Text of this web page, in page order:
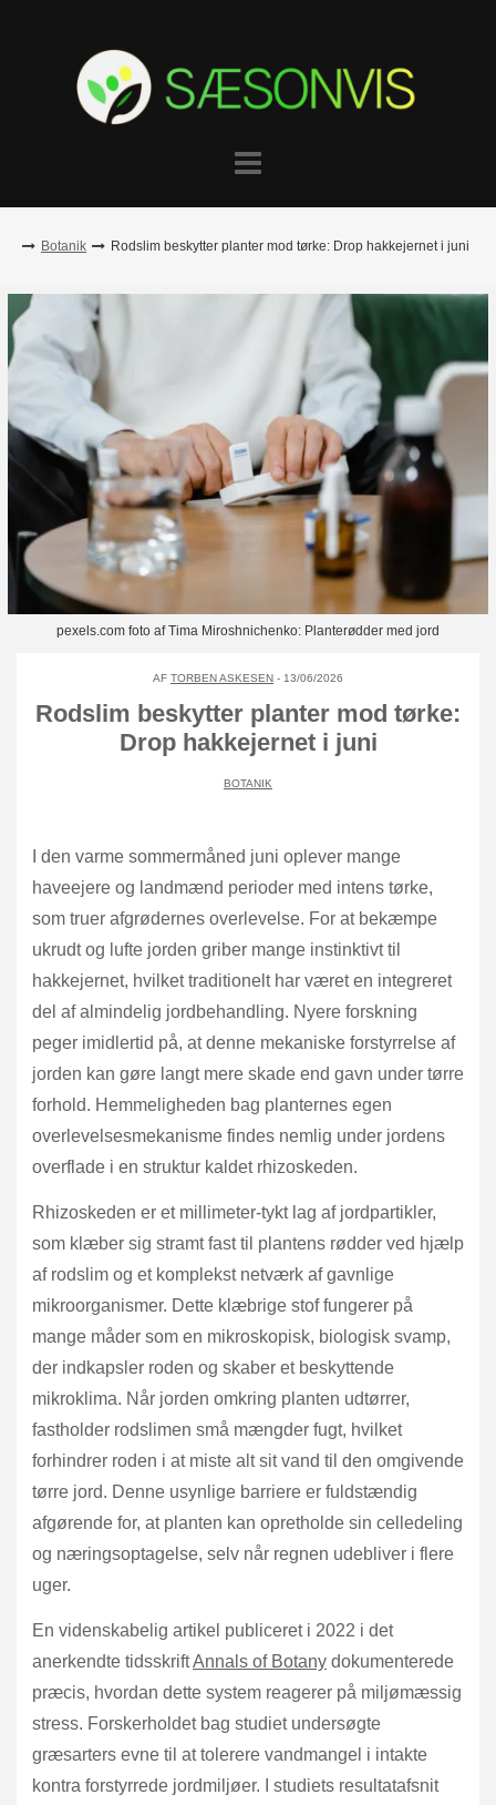
Botanik Rodslim beskytter planter mod tørke: Drop hakkejernet i juni
pexels.com foto af Tima Miroshnichenko: Planterødder med jord
AF TORBEN ASKESEN - 13/06/2026
Rodslim beskytter planter mod tørke:
Drop hakkejernet i juni
BOTANIK
I den varme sommermåned juni oplever mange
haveejere og landmænd perioder med intens tørke,
som truer afgrødernes overlevelse. For at bekæmpe
ukrudt og lufte jorden griber mange instinktivt til
hakkejernet, hvilket traditionelt har været en integreret
del af almindelig jordbehandling. Nyere forskning
peger imidlertid på, at denne mekaniske forstyrrelse af
jorden kan gøre langt mere skade end gavn under tørre
forhold. Hemmeligheden bag planternes egen
overlevelsesmekanisme findes nemlig under jordens
overflade i en struktur kaldet rhizoskeden.
Rhizoskeden er et millimeter-tykt lag af jordpartikler,
som klæber sig stramt fast til plantens rødder ved hjælp
af rodslim og et komplekst netværk af gavnlige
mikroorganismer. Dette klæbrige stof fungerer på
mange måder som en mikroskopisk, biologisk svamp,
der indkapsler roden og skaber et beskyttende
mikroklima. Når jorden omkring planten udtørrer,
fastholder rodslimen små mængder fugt, hvilket
forhindrer roden i at miste alt sit vand til den omgivende
tørre jord. Denne usynlige barriere er fuldstændig
afgørende for, at planten kan opretholde sin celledeling
og næringsoptagelse, selv når regnen udebliver i flere
uger.
En videnskabelig artikel publiceret i 2022 i det
anerkendte tidsskriftAnnals of Botany dokumenterede
præcis, hvordan dette system reagerer på miljømæssig
stress. Forskerholdet bag studiet undersøgte
græsarters evne til at tolerere vandmangel i intakte
kontra forstyrrede jordmiljøer. I studiets resultatafsnit